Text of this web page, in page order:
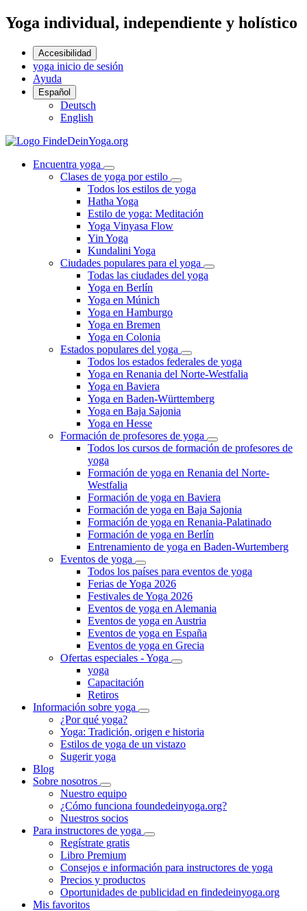
Yoga individual, independiente y holístico
Accesibilidad
yoga inicio de sesión
Ayuda
Español
Deutsch
English
Encuentra yoga
Clases de yoga por estilo
Todos los estilos de yoga
Hatha Yoga
Estilo de yoga: Meditación
Yoga Vinyasa Flow
Yin Yoga
Kundalini Yoga
Ciudades populares para el yoga
Todas las ciudades del yoga
Yoga en Berlín
Yoga en Múnich
Yoga en Hamburgo
Yoga en Bremen
Yoga en Colonia
Estados populares del yoga
Todos los estados federales de yoga
Yoga en Renania del Norte-Westfalia
Yoga en Baviera
Yoga en Baden-Württemberg
Yoga en Baja Sajonia
Yoga en Hesse
Formación de profesores de yoga
Todos los cursos de formación de profesores de
yoga
Formación de yoga en Renania del Norte-
Westfalia
Formación de yoga en Baviera
Formación de yoga en Baja Sajonia
Formación de yoga en Renania-Palatinado
Formación de yoga en Berlín
Entrenamiento de yoga en Baden-Wurtemberg
Eventos de yoga
Todos los países para eventos de yoga
Ferias de Yoga 2026
Festivales de Yoga 2026
Eventos de yoga en Alemania
Eventos de yoga en Austria
Eventos de yoga en España
Eventos de yoga en Grecia
Ofertas especiales - Yoga
yoga
Capacitación
Retiros
Información sobre yoga
¿Por qué yoga?
Yoga: Tradición, origen e historia
Estilos de yoga de un vistazo
Sugerir yoga
Blog
Sobre nosotros
Nuestro equipo
¿Cómo funciona foundedeinyoga.org?
Nuestros socios
Para instructores de yoga
Regístrate gratis
Libro Premium
Consejos e información para instructores de yoga
Precios y productos
Oportunidades de publicidad en findedeinyoga.org
Mis favoritos